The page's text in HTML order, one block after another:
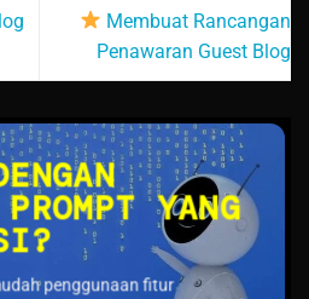
Membuat Rancangan
Penawaran Guest Blog
YANG
penggunaan fitur